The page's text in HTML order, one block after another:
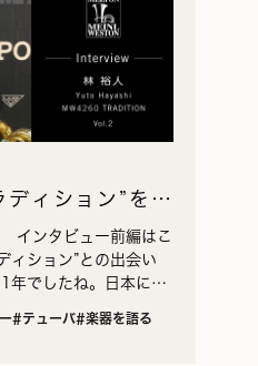
ディション”を語
インタビュー前編はこ
ィション”との出会い
でしたね。日本に帰
、みんなに「変わっ
#テューバ#楽器を語る